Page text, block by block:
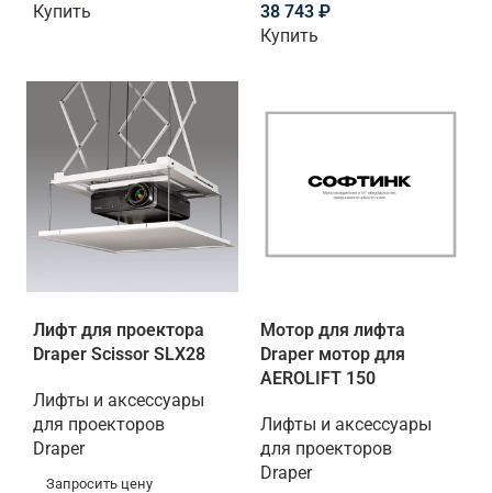
Купить
38 743 ₽
Купить
Лифт для проектора
Draper Scissor SLX28
Лифты и аксессуары
для проекторов
Draper
Запросить цену
Мотор для лифта
Draper мотор для
AEROLIFT 150
Лифты и аксессуары
для проекторов
Draper